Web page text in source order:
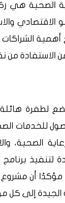
الصحية
الاقتصادي
من
لطفرة
للخدمات
الصحية،
مؤكدًا أن
الجيدة إلى كل